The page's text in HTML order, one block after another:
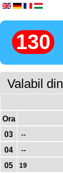
130
Valabil din
Ora
03 --
04 --
05 19